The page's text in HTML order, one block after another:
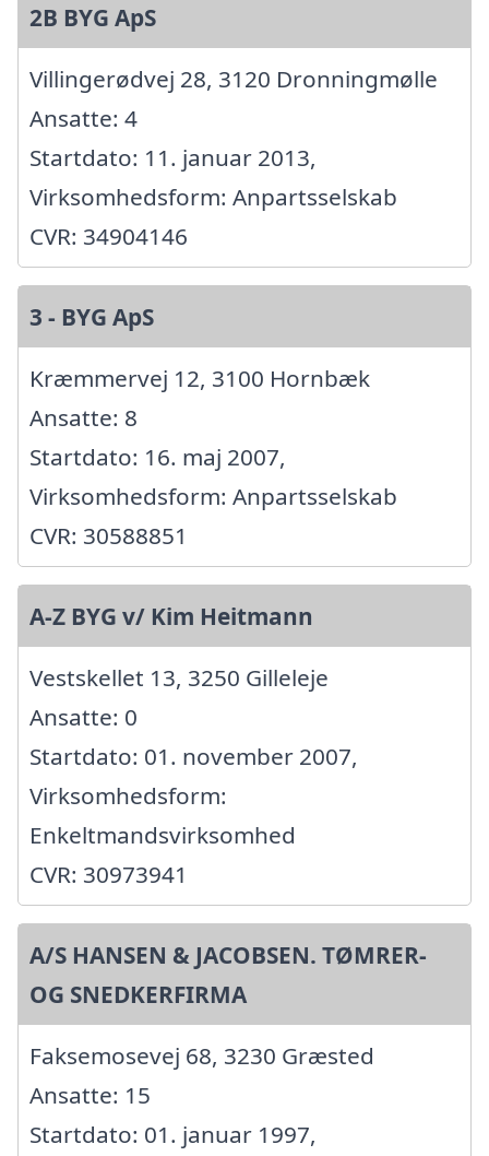
2B BYG ApS
Villingerødvej 28, 3120 Dronningmølle
Ansatte: 4
Startdato: 11. januar 2013,
Virksomhedsform: Anpartsselskab
CVR: 34904146
3 - BYG ApS
Kræmmervej 12, 3100 Hornbæk
Ansatte: 8
Startdato: 16. maj 2007,
Virksomhedsform: Anpartsselskab
CVR: 30588851
A-Z BYG v/ Kim Heitmann
Vestskellet 13, 3250 Gilleleje
Ansatte: 0
Startdato: 01. november 2007,
Virksomhedsform:
Enkeltmandsvirksomhed
CVR: 30973941
A/S HANSEN & JACOBSEN. TØMRER-
OG SNEDKERFIRMA
Faksemosevej 68, 3230 Græsted
Ansatte: 15
Startdato: 01. januar 1997,